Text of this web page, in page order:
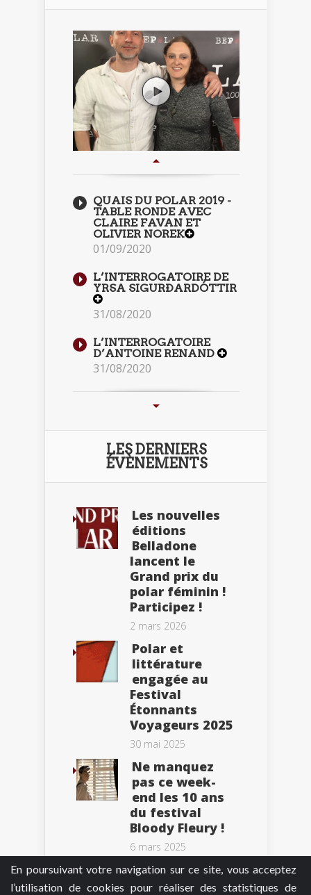
En poursuivant votre navigation sur ce site, vous acceptez
l’utilisation de cookies pour réaliser des statistiques de
QUAIS DU POLAR 2019 -
TABLE RONDE AVEC
CLAIRE FAVAN ET
OLIVIER NOREK
01/09/2020
L’INTERROGATOIRE DE
YRSA SIGURÐARDÓTTIR
31/08/2020
L’INTERROGATOIRE
D’ANTOINE RENAND
31/08/2020
LES DERNIERS
ÉVÈNEMENTS
Les nouvelles
éditions
Belladone
lancent le
Grand prix du
polar féminin !
Participez !
2 mars 2026
Polar et
littérature
engagée au
Festival
Étonnants
Voyageurs 2025
30 mai 2025
Ne manquez
pas ce week-
end les 10 ans
du festival
Bloody Fleury !
6 mars 2025